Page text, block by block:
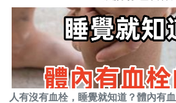
人有沒有血栓，睡覺就知道？體內有